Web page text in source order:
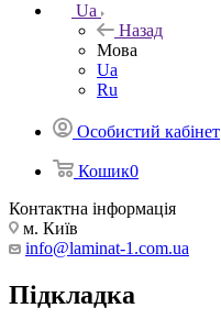
Ua
Назад
Мова
Ua
Ru
Особистий кабінет
Кошик0
Контактна інформація
м. Київ
info@laminat-1.com.ua
Підкладка